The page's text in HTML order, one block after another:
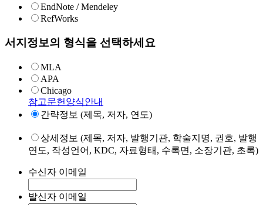
EndNote / Mendeley
RefWorks
서지정보의 형식을 선택하세요
MLA
APA
Chicago
참고문헌양식안내
간략정보 (제목, 저자, 연도)
상세정보 (제목, 저자, 발행기관, 학술지명, 권호, 발행
연도, 작성언어, KDC, 자료형태, 수록면, 소장기관, 초록)
수신자 이메일
발신자 이메일